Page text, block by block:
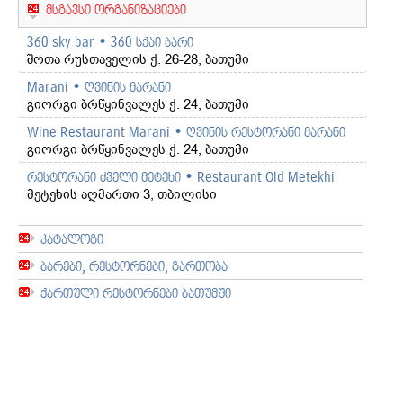
მსგავსი ორგანიზაციები
360 sky bar • 360 სქაი ბარი
შოთა რუსთაველის ქ. 26-28, ბათუმი
Marani • ღვინის მარანი
გიორგი ბრწყინვალეს ქ. 24, ბათუმი
Wine Restaurant Marani • ღვინის რესტორანი მარანი
გიორგი ბრწყინვალეს ქ. 24, ბათუმი
რესტორანი ძველი მეტეხი • Restaurant Old Metekhi
მეტეხის აღმართი 3, თბილისი
კატალოგი
ბარები, რესტორნები, გართობა
ქართული რესტორნები ბათუმში